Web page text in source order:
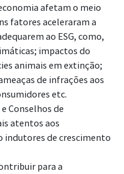
afetam o meio
fatores aceleraram a
ao ESG, como,
impactos do
animais em extinção;
de infrações aos
etc.
Conselhos de
atentos aos
indutores de crescimento
para a